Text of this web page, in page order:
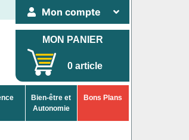
Mon compte
MON PANIER
0 article
Bien-être et
Autonomie
Bons Plans